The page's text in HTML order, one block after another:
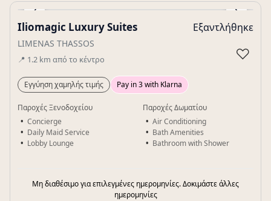
‹ ›
Gallery
Iliomagic Luxury Suites
LIMENAS THASSOS
📍 1.2 km από το κέντρο
Εξαντλήθηκε
♡
Εγγύηση χαμηλής τιμής Pay in 3 with Klarna
Παροχές Ξενοδοχείου
Concierge
Daily Maid Service
Lobby Lounge
Παροχές Δωματίου
Air Conditioning
Bath Amenities
Bathroom with Shower
Μη διαθέσιμο για επιλεγμένες ημερομηνίες. Δοκιμάστε άλλες
ημερομηνίες